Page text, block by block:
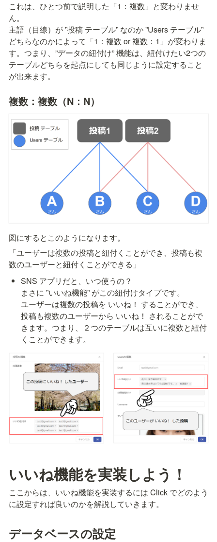
これは、ひとつ前で説明した「1：複数」と変わりませ
ん。
主語（目線）が ”投稿 テーブル” なのか ”Users テーブル”
どちらなのかによって「1：複数 or 複数：1」が変わりま
す。つまり、”データの紐付け” 機能は、紐付けたい2つの
テーブルどちらを起点にしても同じように設定すること
が出来ます。
複数：複数（N：N）
図にするとこのようになります。
「ユーザーは複数の投稿と紐付くことができ、投稿も複
数のユーザーと紐付くことができる」
SNS アプリだと、いつ使うの？
まさに ”いいね機能” がこの紐付けタイプです。
ユーザーは複数の投稿を いいね！ することができ、
投稿も複数のユーザーから いいね！ されることがで
きます。つまり、２つのテーブルは互いに複数と紐付
くことができます。
いいね機能を実装しよう！
ここからは、いいね機能を実装するには Click でどのよう
に設定すれば良いのかを解説していきます。
データベースの設定